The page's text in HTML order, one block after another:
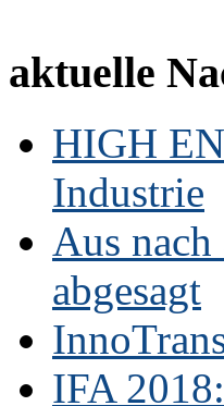
aktuelle
HIGH
Industrie
Aus
abgesagt
IFA